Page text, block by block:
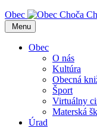
Obec
Menu
Obec
O nás
Kultúra
Obecná
Šport
Virtuálny
Materská
Úrad